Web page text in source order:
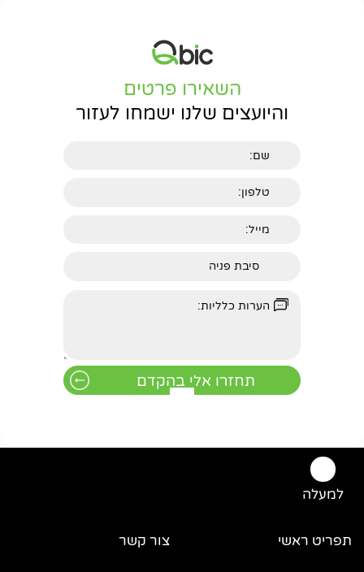
השאירו פרטים
והיועצים שלנו ישמחו לעזור
למעלה
תפריט ראשי צור קשר